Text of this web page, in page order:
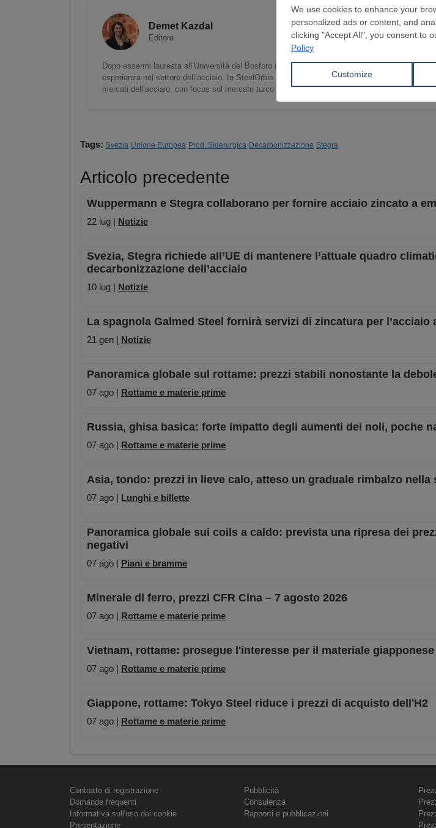
Demet Kazdal
Editore
Dopo essermi laureata all’Università del Bosforo in Lingua e Letteratura Inglese ho trascorso
esperienza nel settore dell’acciaio. In SteelOrbis ricopro il ruolo di Head of Content
mercati dell’acciaio, con focus sul mercato turco e sulle dinamiche del mercato globale.
Tags: Svezia Unione Europea Prod. Siderurgica Decarbonizzazione Stegra
Articolo precedente
Wuppermann e Stegra collaborano per fornire acciaio zincato a
22 lug | Notizie
Svezia, Stegra richiede all’UE di mantenere l’attuale quadro
decarbonizzazione dell’acciaio
10 lug | Notizie
La spagnola Galmed Steel fornirà servizi di zincatura per
21 gen | Notizie
Panoramica globale sul rottame: prezzi stabili nonostante la
07 ago | Rottame e materie prime
Russia, ghisa basica: forte impatto degli aumenti dei noli, poche
07 ago | Rottame e materie prime
Asia, tondo: prezzi in lieve calo, atteso un graduale rimbalzo nella
07 ago | Lunghi e billette
Panoramica globale sui coils a caldo: prevista una ripresa dei
negativi
07 ago | Piani e bramme
Minerale di ferro, prezzi CFR Cina – 7 agosto 2026
07 ago | Rottame e materie prime
Vietnam, rottame: prosegue l'interesse per il materiale giapponese
07 ago | Rottame e materie prime
Giappone, rottame: Tokyo Steel riduce i prezzi di acquisto dell'H2
07 ago | Rottame e materie prime
Contratto di registrazione
Domande frequenti
Informativa sull'uso dei cookie
Presentazione
Pubblicità
Consulenza
Rapporti e pubblicazioni